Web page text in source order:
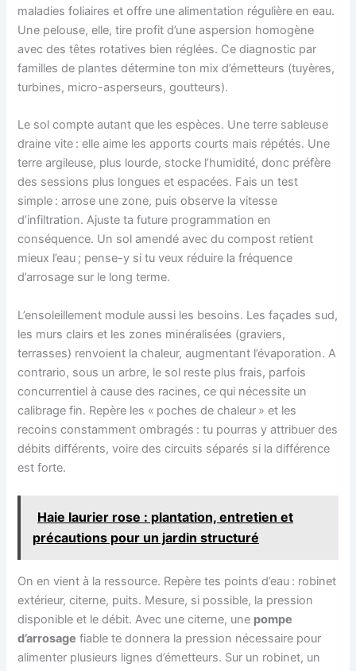
maladies foliaires et offre une alimentation régulière en eau.
Une pelouse, elle, tire profit d’une aspersion homogène
avec des têtes rotatives bien réglées. Ce diagnostic par
familles de plantes détermine ton mix d’émetteurs (tuyères,
turbines, micro-asperseurs, goutteurs).
Le sol compte autant que les espèces. Une terre sableuse
draine vite : elle aime les apports courts mais répétés. Une
terre argileuse, plus lourde, stocke l’humidité, donc préfère
des sessions plus longues et espacées. Fais un test
simple : arrose une zone, puis observe la vitesse
d’infiltration. Ajuste ta future programmation en
conséquence. Un sol amendé avec du compost retient
mieux l’eau ; pense-y si tu veux réduire la fréquence
d’arrosage sur le long terme.
L’ensoleillement module aussi les besoins. Les façades sud,
les murs clairs et les zones minéralisées (graviers,
terrasses) renvoient la chaleur, augmentant l’évaporation. A
contrario, sous un arbre, le sol reste plus frais, parfois
concurrentiel à cause des racines, ce qui nécessite un
calibrage fin. Repère les « poches de chaleur » et les
recoins constamment ombragés : tu pourras y attribuer des
débits différents, voire des circuits séparés si la différence
est forte.
Haie laurier rose : plantation, entretien et
précautions pour un jardin structuré
On en vient à la ressource. Repère tes points d’eau : robinet
extérieur, citerne, puits. Mesure, si possible, la pression
disponible et le débit. Avec une citerne, une pompe
d’arrosage fiable te donnera la pression nécessaire pour
alimenter plusieurs lignes d’émetteurs. Sur un robinet, un